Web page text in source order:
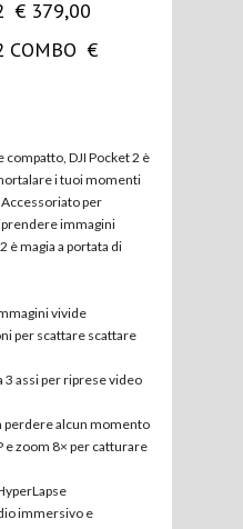
€ 379,00
COMBO €
DJI Pocket 2 è
i tuoi momenti
Accessoriato per
immagini
è magia a portata di
vivide
per scattare scattare
assi per riprese video
perdere alcun momento
e zoom 8× per catturare
immersivo e